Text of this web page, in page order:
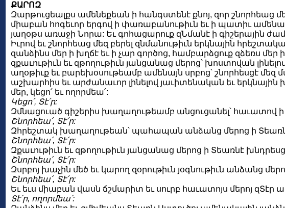
ՔԱՐՈԶ
Զարթուցեալքս ամենեքեան ի հանգստենէ քնոյ, զոր
միաբան հոգեւոր երգով ի փառաբանութիւն եւ ի պատիւ
յաղօթս առաջի Նորա: Եւ գոհացարուք զՆմանէ ի գիշերային
Իւրով եւ շնորհեաց մեզ բերել զնմանութիւն երկնային
զանձինս մեր ի խղճէ եւ ի չար գործոց, համբարձցուք զձեռս
զքաւութիւն եւ զթողութիւն յանցանաց մերոց՝ խոստովան
աղօթիւք եւ բարեխօսութեամբ ամենայն սրբոց՝ շնորհեսցէ
աշխարհիս եւ արժանաւոր լինելով յաւիտենական եւ
մեր, կեցո՛ եւ ողորմեա՛:
Կեցո՛, Տէ՛ր:
Զմնացուած գիշերիս խաղաղութեամբ անցուցանել՝ հաւատով ի
Շնորհեա՛, Տէ՛ր:
Զհրեշտակ խաղաղութեան՝ պահապան անձանց մերոց ի
Շնորհեա՛, Տէ՛ր:
Զքաւութիւն եւ զթողութիւն յանցանաց մերոց ի Տեառնէ
Շնորհեա՛, Տէ՛ր:
Զսրբոյ խաչին մեծ եւ կարող զօրութիւն յօգնութիւն անձանց
Շնորհեա՛, Տէ՛ր:
Եւ եւս միաբան վասն ճշմարիտ եւ սուրբ հաւատոյս մերոյ զՏէր
Տէ՛ր, ողորմեա՛: